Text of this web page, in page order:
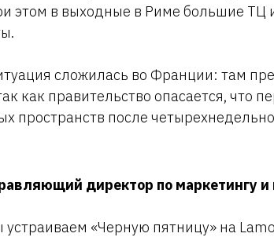
этом в выходные в Риме большие
сложилась во Франции: там
как правительство опасается, что
пространств после
директор по маркетингу и
устраиваем «Черную пятницу» на